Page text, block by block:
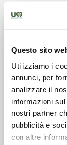
Questo sito
Utilizziamo i
annunci, per
analizzare il
informazioni
nostri partner
pubblicità e
con altre
Tappe
la città alta
tre fornici e